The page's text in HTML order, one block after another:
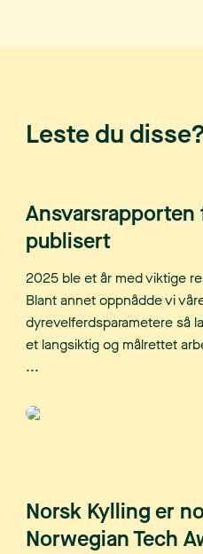
Leste du
publisert
2025 ble et år med viktige
Blant annet oppnådde vi
dyrevelferdsparametere så
et langsiktig og målrettet
...
Norsk Kylling er
Norwegian Tech